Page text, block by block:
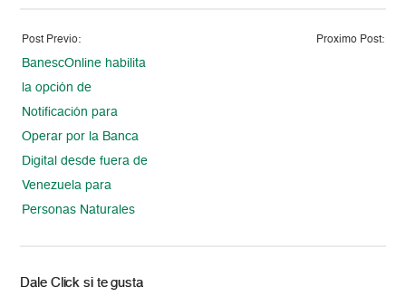
Post Previo:
BanescOnline habilita
la opción de
Notificación para
Operar por la Banca
Digital desde fuera de
Venezuela para
Personas Naturales
Proximo Post:
Dale Click si te gusta